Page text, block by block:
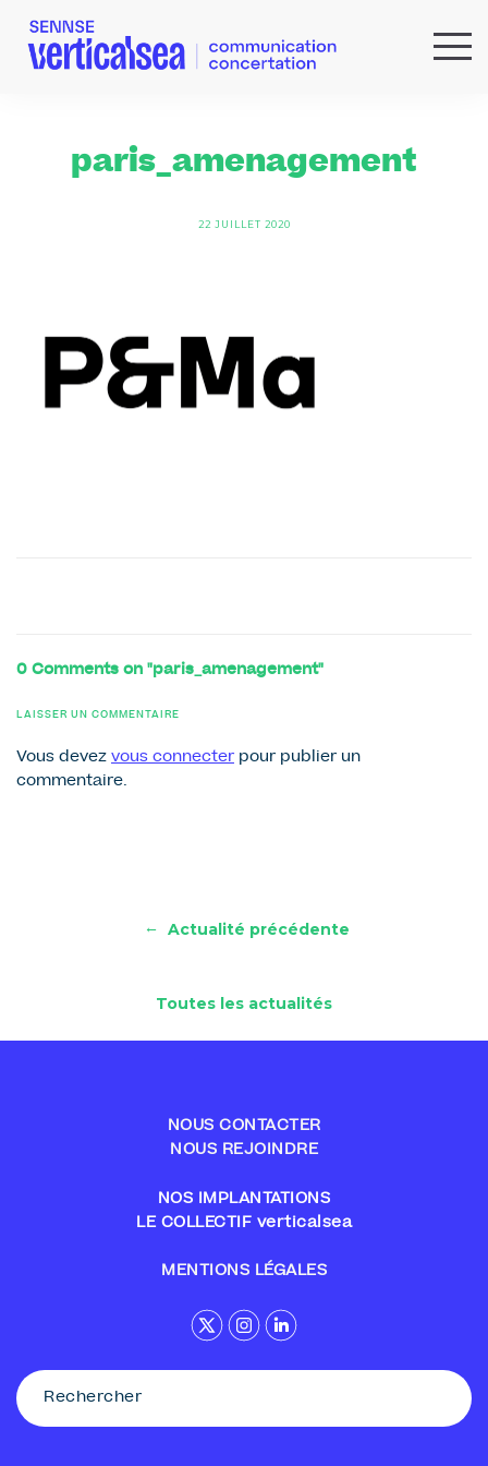
RÉFÉRENCESparis_amenagement
22 JUILLET 2020
0 Comments on "paris_amenagement"
LAISSER UN COMMENTAIRE
Vous devez vous connecter pour publier un
commentaire.
← Actualité précédente
Toutes les actualités
NOUS CONTACTER
NOUS REJOINDRE
NOS IMPLANTATIONS
LE COLLECTIF verticalsea
MENTIONS LÉGALES